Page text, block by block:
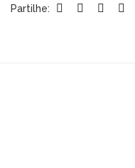
Partilhe: